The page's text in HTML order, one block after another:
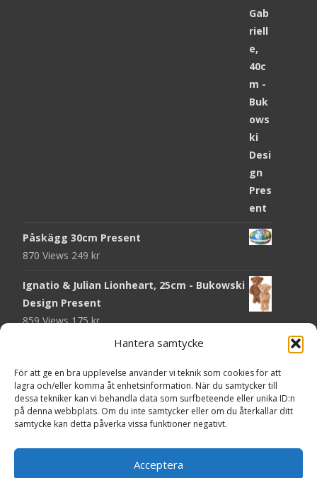
Hantera samtycke
För att ge en bra upplevelse använder vi teknik som cookies för att
lagra och/eller komma åt enhetsinformation. När du samtycker till
dessa tekniker kan vi behandla data som surfbeteende eller unika ID:n
på denna webbplats. Om du inte samtycker eller om du återkallar ditt
samtycke kan detta påverka vissa funktioner negativt.
Acceptera
Påskägg 30cm Present
870 Views 249 kr
Ignatio & Julian Lionheart, 25cm - Bukowski
Design Present
859 Views175kr
Chokladmynt Påskmotiv Present
818 Views
Kort Påskhare, 8,5x11,5 cm Present
762 Views20kr
röd - Ernst Kirchsteiger Present
Powered by WordPress, Themei-craftby TemplatesNext.